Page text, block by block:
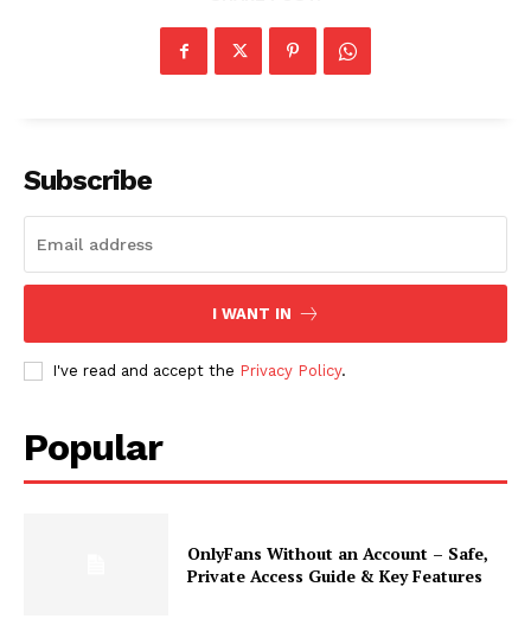
Subscribe
I WANT IN
I've read and accept the Privacy Policy.
Popular
OnlyFans Without an Account – Safe,
Private Access Guide & Key Features